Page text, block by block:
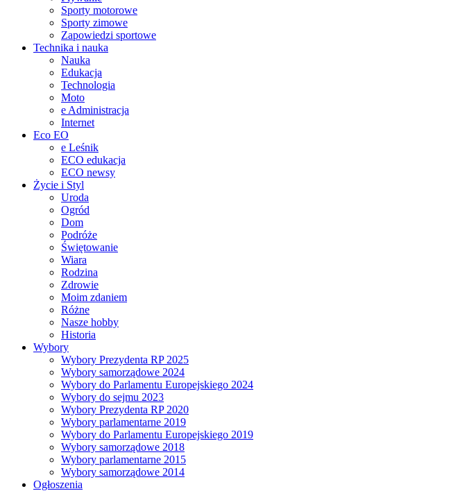
Sporty motorowe
Sporty zimowe
Zapowiedzi sportowe
Technika i nauka
Nauka
Edukacja
Technologia
Moto
e Administracja
Internet
Eco EO
e Leśnik
ECO edukacja
ECO newsy
Życie i Styl
Uroda
Ogród
Dom
Podróże
Świętowanie
Wiara
Rodzina
Zdrowie
Moim zdaniem
Różne
Nasze hobby
Historia
Wybory
Wybory Prezydenta RP 2025
Wybory samorządowe 2024
Wybory do Parlamentu Europejskiego 2024
Wybory do sejmu 2023
Wybory Prezydenta RP 2020
Wybory parlamentarne 2019
Wybory do Parlamentu Europejskiego 2019
Wybory samorządowe 2018
Wybory parlamentarne 2015
Wybory samorządowe 2014
Ogłoszenia